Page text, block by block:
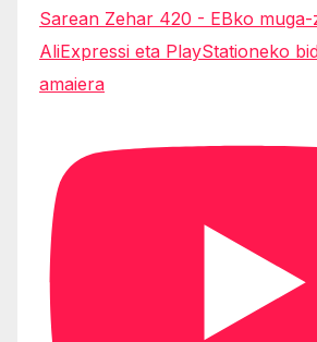
Sarean Zehar 420 - EBko
AliExpressi eta PlayStationeko
amaiera